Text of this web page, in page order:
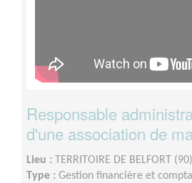
Responsable
d'une association de
Lieu :
TERRITOIRE DE BELFORT (90)
Type : Gestion financière et